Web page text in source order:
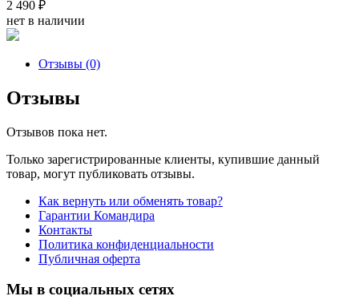
2 490 ₽
нет в наличии
Отзывы (0)
Отзывы
Отзывов пока нет.
Только зарегистрированные клиенты, купившие данный
товар, могут публиковать отзывы.
Как вернуть или обменять товар?
Гарантии Командира
Контакты
Политика конфиденциальности
Публичная оферта
Мы в социальных сетях